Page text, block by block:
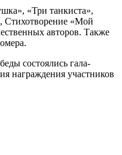
«Три танкиста»,
Стихотворение «Мой
авторов. Также
состоялись гала-
награждения участников